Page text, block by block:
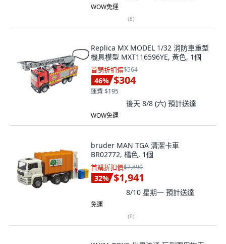
WOW免運
(8)
Replica MX MODEL 1/32 消防車重型
機具模型 MXT116596YE, 黃色, 1個
首購折扣價$564
46% $304
運費 $195
後天 8/8 (六) 預計送達
WOW免運
bruder MAN TGA 清潔卡車
BR02772, 橘色, 1個
首購折扣價$2,890
32% $1,941
8/10 星期一 預計送達
免運
(6)